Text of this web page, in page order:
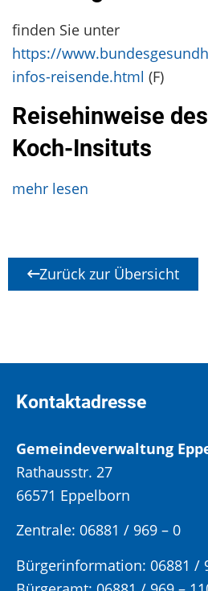
finden Sie unter
https://
infos-reisende.html (F)
Reisehinweise
Koch-Insituts
mehr lesen
Zurück zur Übersicht
Kontaktadresse
Gemeindeverwaltung
Rathausstr. 27
66571 Eppelborn
Zentrale: 06881 / 969 – 0
Bürgerinformation: 06881 /